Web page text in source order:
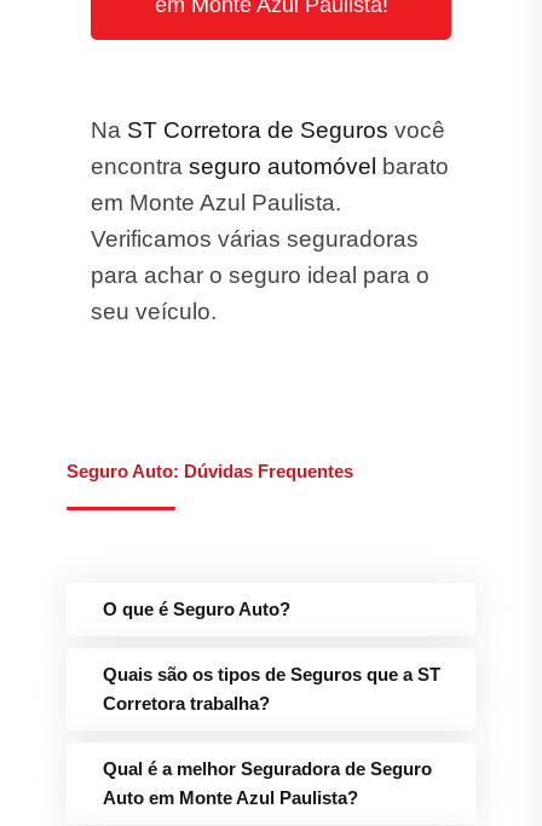
em Monte Azul Paulista!
Na ST Corretora de Seguros você
encontra seguro automóvel
barato
em Monte Azul Paulista.
Verificamos várias seguradoras
para achar o seguro ideal para o
seu veículo.
Seguro Auto: Dúvidas Frequentes
O que é Seguro Auto?
Quais são os tipos de Seguros que a ST
Corretora trabalha?
Qual é a melhor Seguradora de Seguro
Auto em Monte Azul Paulista?